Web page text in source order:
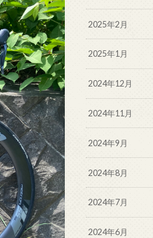
2025年2月
2025年1月
2024年12月
2024年11月
2024年9月
2024年8月
2024年7月
2024年6月